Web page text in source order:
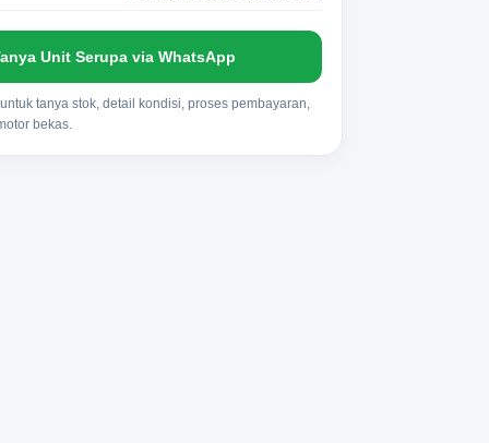
Unit Serupa via WhatsApp
tanya stok, detail kondisi, proses pembayaran,
bekas.